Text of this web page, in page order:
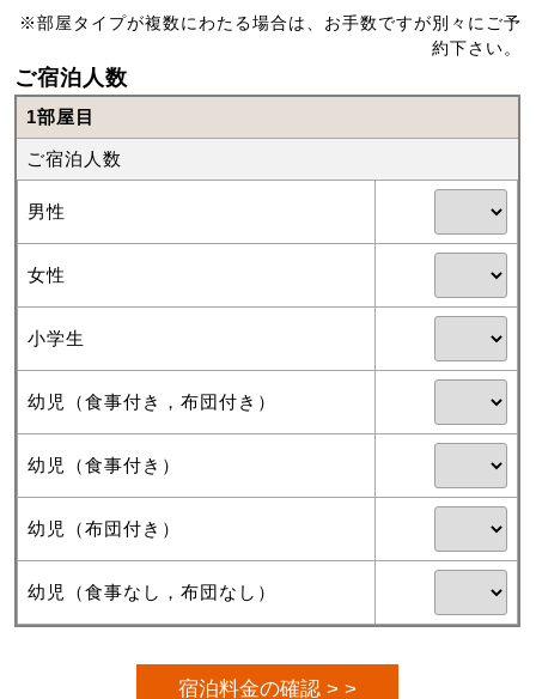
※部屋タイプが複数にわたる場合は、お手数ですが別々にご予
約下さい。
ご宿泊人数
1部屋目
ご宿泊人数
男性
女性
小学生
幼児（食事付き，布団付き）
幼児（食事付き）
幼児（布団付き）
幼児（食事なし，布団なし）
宿泊料金の確認 > >